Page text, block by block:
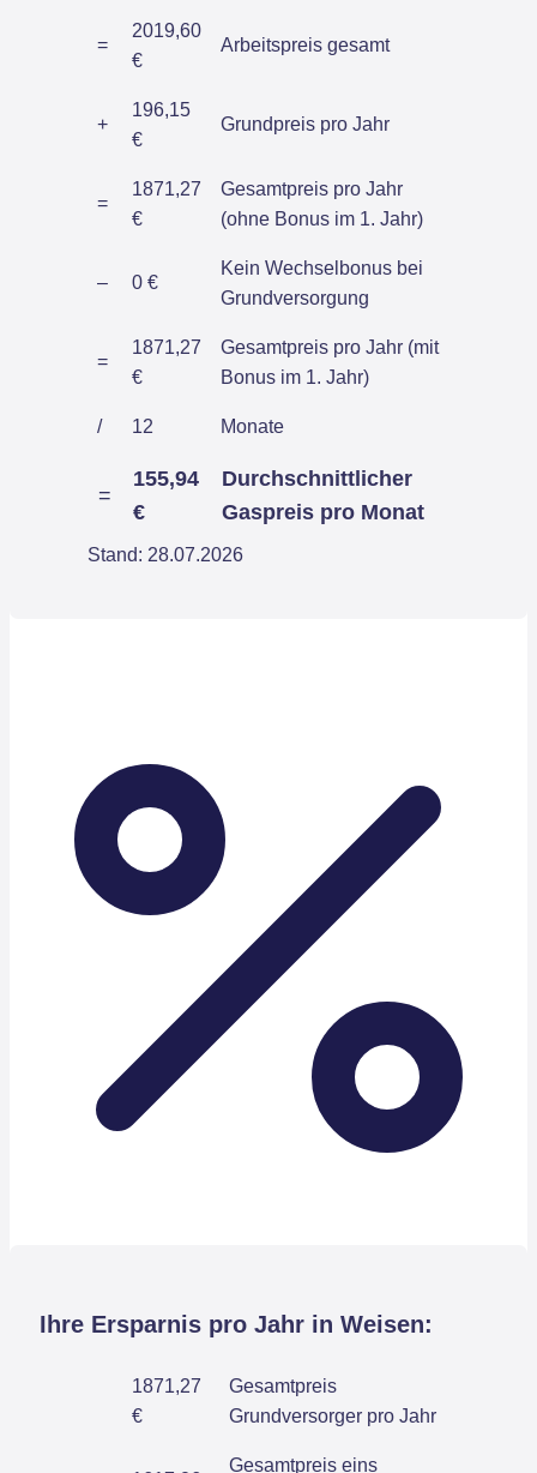
=
2019,60
€
Arbeitspreis gesamt
+
196,15
€
Grundpreis pro Jahr
=
1871,27
€
Gesamtpreis pro Jahr
(ohne Bonus im 1. Jahr)
– 0 €
Kein Wechselbonus bei
Grundversorgung
=
1871,27
€
Gesamtpreis pro Jahr (mit
Bonus im 1. Jahr)
/ 12 Monate
=
155,94
€
Durchschnittlicher
Gaspreis pro Monat
Stand: 28.07.2026
Ihre Ersparnis pro Jahr in Weisen:
1871,27
€
Gesamtpreis
Grundversorger pro Jahr
Gesamtpreis eins